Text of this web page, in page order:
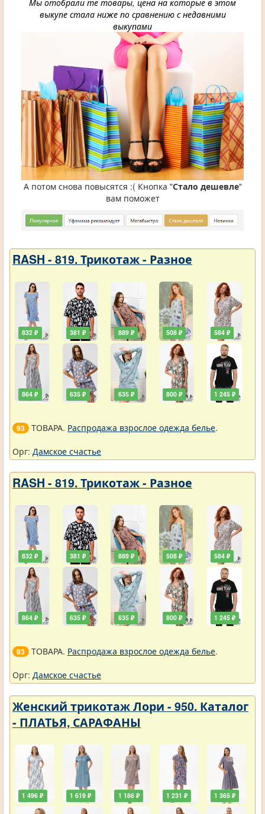
Мы отобрали те товары, цена на которые в этом
выкупе стала ниже по сравнению с недавними
выкупами
А потом снова повысятся :( Кнопка "Стало дешевле"
вам поможет
RASH - 819. Трикотаж - Разное
832 ₽
864 ₽
381 ₽
635 ₽
889 ₽
635 ₽
508 ₽
800 ₽
584 ₽
1 245 ₽
93 ТОВАРА. Распродажа взрослое одежда белье.
Орг: Дамское счастье
RASH - 819. Трикотаж - Разное
832 ₽
864 ₽
381 ₽
635 ₽
889 ₽
635 ₽
508 ₽
800 ₽
584 ₽
1 245 ₽
93 ТОВАРА. Распродажа взрослое одежда белье.
Орг: Дамское счастье
Женский трикотаж Лори - 950. Каталог
- ПЛАТЬЯ, САРАФАНЫ
1 496 ₽ 1 619 ₽ 1 186 ₽ 1 231 ₽ 1 365 ₽